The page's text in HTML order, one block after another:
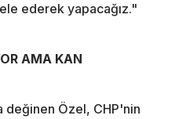
ederek yapacağız."
AMA KAN
değinen Özel, CHP'nin